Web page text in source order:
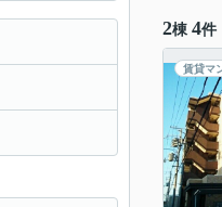
2棟 4件
賃貸マ